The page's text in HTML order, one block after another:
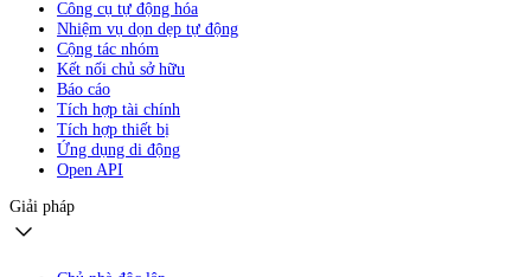
Công cụ tự động hóa
Nhiệm vụ dọn dẹp tự động
Cộng tác nhóm
Kết nối chủ sở hữu
Báo cáo
Tích hợp tài chính
Tích hợp thiết bị
Ứng dụng di động
Open API
Giải pháp